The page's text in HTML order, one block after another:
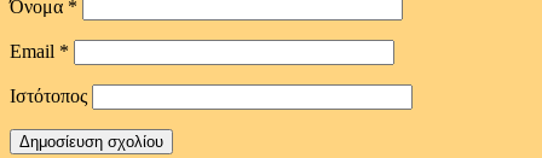
Όνομα *
Email *
Ιστότοπος